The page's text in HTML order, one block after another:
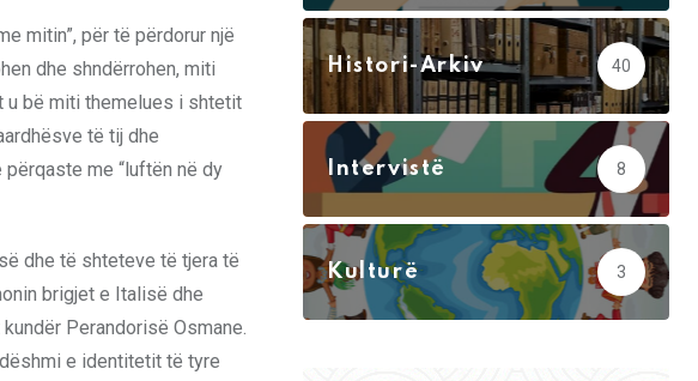
mitin”, për të përdorur një
dhe shndërrohen, miti
u bë miti themelues i shtetit
të tij dhe
me “luftën në dy
dhe të shteteve të tjera të
brigjet e Italisë dhe
Perandorisë Osmane.
e identitetit të tyre
Histori-Arkiv 40
Intervistë 8
Kulturë 3